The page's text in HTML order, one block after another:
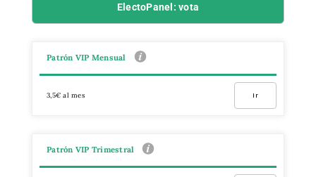
ElectoPanel: vota
Patrón VIP Mensual
3,5€ al mes Ir
Patrón VIP Trimestral